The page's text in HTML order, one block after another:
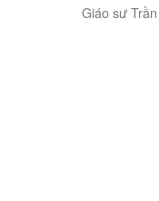
Giáo sư